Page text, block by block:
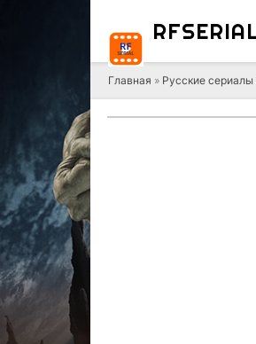
RF
Главная » Русские